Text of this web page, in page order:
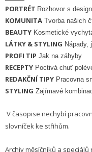
PORTRÉT Rozhovor s
KOMUNITA Tvorba našich
BEAUTY Kosmetické
LÁTKY & STYLING Nápady,
PROFI TIP Jak na záhyby
RECEPTY Poctivá chuť
REDAKČNÍ TIPY Pracovna
STYLING Zajímavé
V časopise nechybí
slovníček ke střihům.
Archiv měsíčníků a speciálů